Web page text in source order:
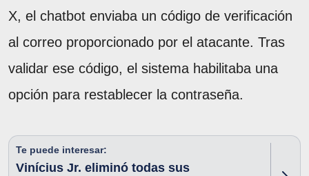
X, el chatbot enviaba un código de verificación
al correo proporcionado por el atacante. Tras
validar ese código, el sistema habilitaba una
opción para restablecer la contraseña.
Te puede interesar:
Vinícius Jr. eliminó todas sus